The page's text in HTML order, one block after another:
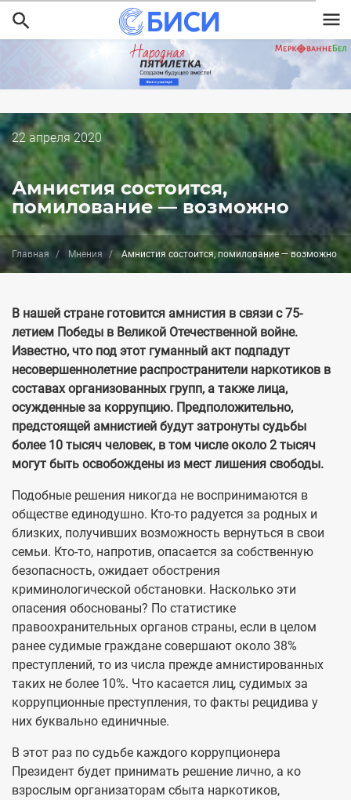
Перейти
к
основному
содержанию
Дата
публикации
22 апреля 2020
Амнистия состоится,
помилование — возможно
Главная Мнения Амнистия состоится, помилование — возможно
В нашей стране готовится амнистия в связи с 75-
летием Победы в Великой Отечественной войне.
Известно, что под этот гуманный акт подпадут
несовершеннолетние распространители наркотиков в
составах организованных групп, а также лица,
осужденные за коррупцию. Предположительно,
предстоящей амнистией будут затронуты судьбы
более 10 тысяч человек, в том числе около 2 тысяч
могут быть освобождены из мест лишения свободы.
Подобные решения никогда не воспринимаются в
обществе единодушно. Кто-то радуется за родных и
близких, получивших возможность вернуться в свои
семьи. Кто-то, напротив, опасается за собственную
безопасность, ожидает обострения
криминологической обстановки. Насколько эти
опасения обоснованы? По статистике
правоохранительных органов страны, если в целом
ранее судимые граждане совершают около 38%
преступлений, то из числа прежде амнистированных
таких не более 10%. Что касается лиц, судимых за
коррупционные преступления, то факты рецидива у
них буквально единичные.
В этот раз по судьбе каждого коррупционера
Президент будет принимать решение лично, а ко
взрослым организаторам сбыта наркотиков,